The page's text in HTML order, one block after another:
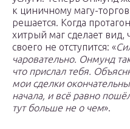
к циничному магу-
решается. Когда
хитрый маг сделает вид,
своего не отступится: «
чаровательно. Онмунд
что прислал тебя.
мои сделки
начала, и всё равно
тут больше не о чем».